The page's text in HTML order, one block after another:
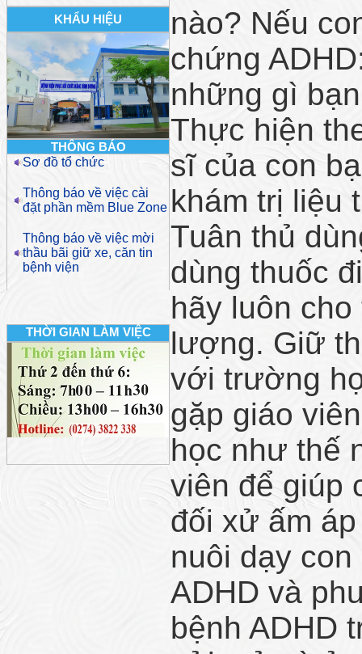
KHẨU HIỆU
THÔNG BÁO
Sơ đồ tổ chức
Thông báo về việc cài
đặt phần mềm Blue Zone
Thông báo về việc mời
thầu bãi giữ xe, căn tin
bệnh viện
THỜI GIAN LÀM VIỆC
nào? Nếu
chứng
những gì
Thực hiện
sĩ của con
khám trị liệu
Tuân thủ
dùng thuốc
hãy luôn
lượng. Giữ
với trường
gặp giáo
học như thế
viên để giúp
đối xử ấm
nuôi dạy
ADHD và
bệnh ADHD